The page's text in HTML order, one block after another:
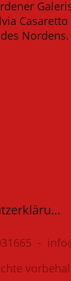
Nordens.
Datenschutzerklärung
-